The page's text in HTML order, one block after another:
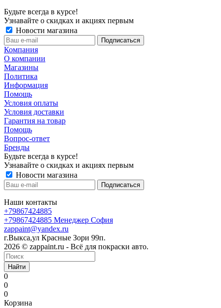
Будьте всегда в курсе!
Узнавайте о скидках и акциях первым
Новости магазина
Компания
О компании
Магазины
Политика
Информация
Помощь
Условия оплаты
Условия доставки
Гарантия на товар
Помощь
Вопрос-ответ
Бренды
Будьте всегда в курсе!
Узнавайте о скидках и акциях первым
Новости магазина
Наши контакты
+79867424885
+79867424885 Менеджер София
zappaint@yandex.ru
г.Выкса,ул Красные Зори 99п.
2026 © zappaint.ru - Всё для покраски авто.
Найти
0
0
0
Корзина